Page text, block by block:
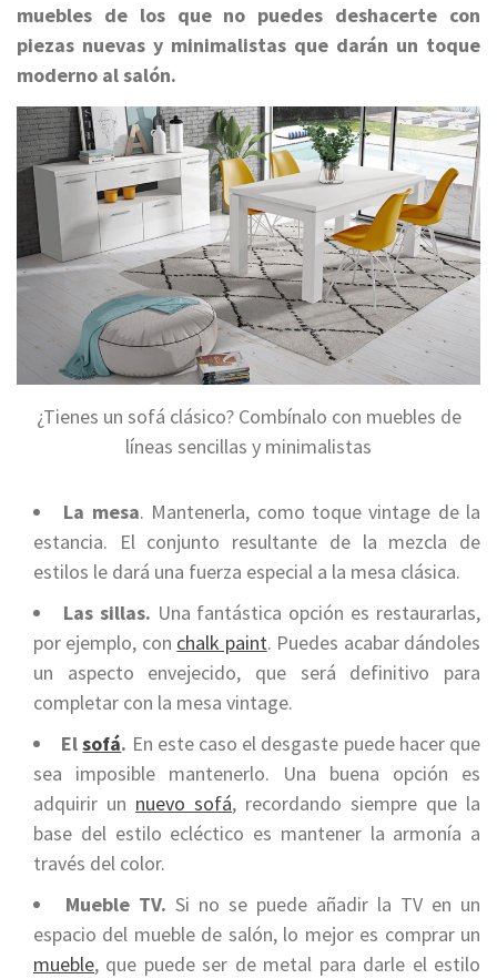
muebles de los que no puedes deshacerte con
piezas nuevas y minimalistas que darán un toque
moderno al salón.
¿Tienes un sofá clásico? Combínalo con muebles de
líneas sencillas y minimalistas
La mesa. Mantenerla, como toque vintage de la
estancia. El conjunto resultante de la mezcla de
estilos le dará una fuerza especial a la mesa clásica.
Las sillas. Una fantástica opción es restaurarlas,
por ejemplo, con chalk paint. Puedes acabar dándoles
un aspecto envejecido, que será definitivo para
completar con la mesa vintage.
Elsofá. En este caso el desgaste puede hacer que
sea imposible mantenerlo. Una buena opción es
adquirir un nuevo sofá, recordando siempre que la
base del estilo ecléctico es mantener la armonía a
través del color.
Mueble TV. Si no se puede añadir la TV en un
espacio del mueble de salón, lo mejor es comprar un
mueble, que puede ser de metal para darle el estilo